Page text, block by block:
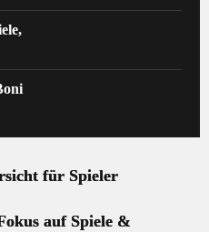
für Spieler
auf Spiele &